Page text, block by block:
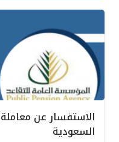
الاستفسار عن
السعودية